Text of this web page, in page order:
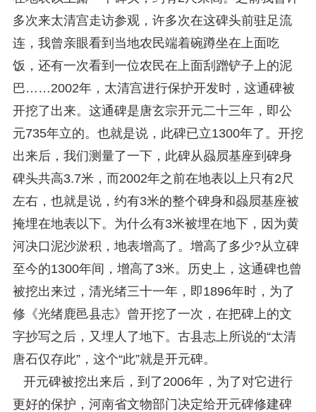
多次来太清宫走访参观，许多次在这碑头前驻足流
连，我曾亲眼看到当地农民端着碗蹲坐在上面吃
饭，还有一次看到一位农民在上面刮蹭铲子上的泥
巴……2002年，太清宫进行保护开发时，这通碑被
开挖了出来。这通碑是唐玄宗开元二十三年，即公
元735年立的。也就是说，此碑已立1300年了。开挖
出来后，我们测量了一下，此碑从赑屃基座到碑身
碑头共高3.7米，而2002年之前在地表以上只有2尺
左右，也就是说，约有3米的整个碑身和赑屃基座被
掩埋在地表以下。为什么有3米被埋在地下，因为黄
河决口泥沙淤积，地表增高了。增高了多少?从立碑
至今的1300年间，增高了3米。历史上，这通碑也曾
被挖出来过，清光绪三十一年，即1896年时，为了
修《光绪鹿邑县志》曾开挖了一次，在把碑上的文
字抄写之后，又埋人了地下。古县志上所说的“太清
唐石仅存此”，这个“此”就是开元碑。
开元碑被挖出来后，到了2006年，为了对它进行
更好的保护，河南省文物部门决定给开元碑修建碑